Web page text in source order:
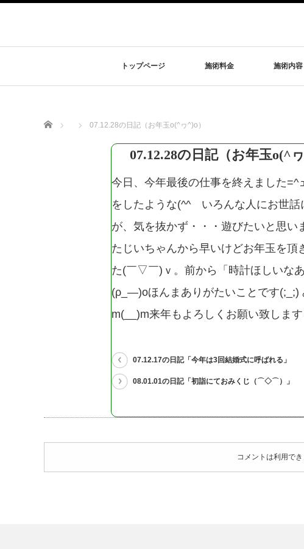
トップページ 施術料金 施術内容
Home 07.12.28の日記（お年玉o(^ヮ^)o）
07.12.28の日記（お年玉o(^ヮ
今日、今年最後の仕事を終えました
をしたような(^^ゞいろんな人にお世
が、気を抜かず・・・遊びたいと思
たじいちゃんから早いけどお年玉を
た(￣▽￣)ｖ。前から「時計ほしいな
(ρ_―)oほんまありがたいことです(;_;)
m(__)m来年もよろしくお願い致しま
07.12.17の日記「今年は3回結婚式に呼ばれる」
08.01.01の日記「初詣にておみくじ（⌒◇⌒）」
コメントは利用でき